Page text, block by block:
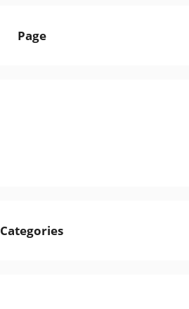
Page
Categories